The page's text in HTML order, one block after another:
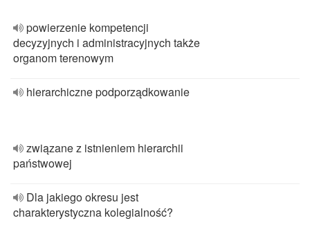
powierzenie kompetencji
decyzyjnych i administracyjnych także
organom terenowym
hierarchiczne podporządkowanie
związane z istnieniem hierarchii
państwowej
Dla jakiego okresu jest
charakterystyczna kolegialność?